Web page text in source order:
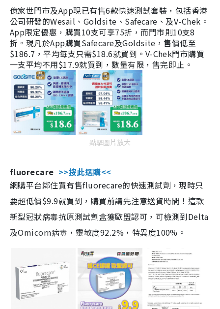
億家世門市及App現已有售6款快速測試套裝，包括香港
公司研發的Wesail、Goldsite、Safecare、及V-Chek。
App限定優惠，購買10支可享75折，而門市則10支8
折。現凡於App購買Safecare及Goldsite，售價低至
$186.7，平均每支只需$18.6就買到。V-Chek門市購買
一支平均不用$17.9就買到，數量有限，售完即止。
點擊圖片放大
fluorecare >>按此選購<<
網購平台鄰住買有售fluorecare的快速測試劑，現時只
要超低價$9.9就買到，購買前請先注意送貨時間！這款
新型冠狀病毒抗原測試劑盒獲歐盟認可，可檢測到Delta
及Omicorn病毒，靈敏度92.2%，特異度100%。